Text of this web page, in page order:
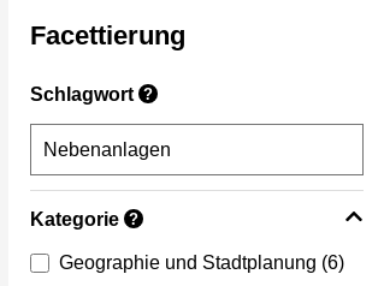
Facettierung
Schlagwort ?
Kategorie ?
Geographie und Stadtplanung (6)